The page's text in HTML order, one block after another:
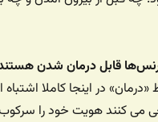
در اینجا کاملا
می کنند هویت خود را سرکوب